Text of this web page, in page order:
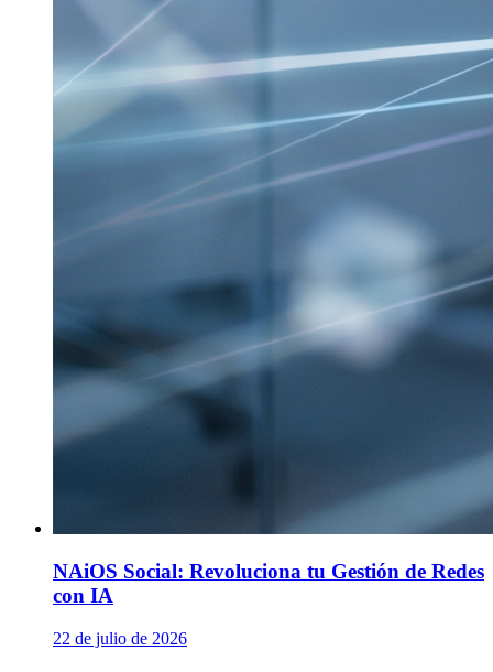
NAiOS Social: Revoluciona tu Gestión de Redes
con IA
22 de julio de 2026